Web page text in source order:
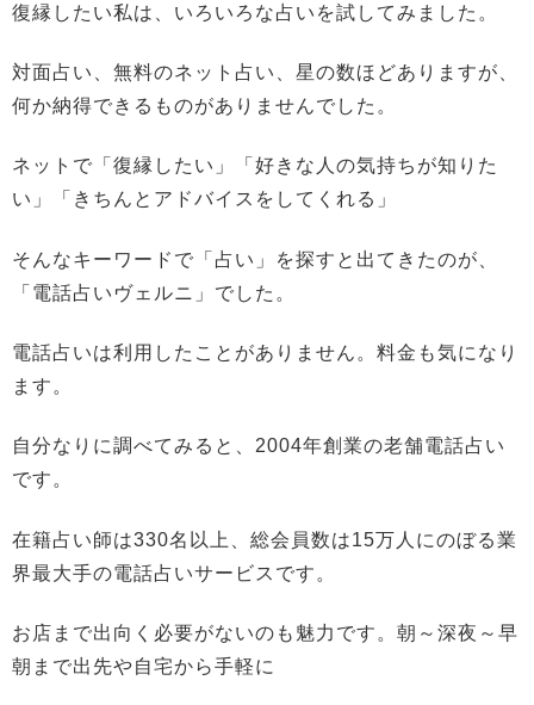
復縁したい私は、いろいろな占いを試してみました。
対面占い、無料のネット占い、星の数ほどありますが、
何か納得できるものがありませんでした。
ネットで「復縁したい」「好きな人の気持ちが知りた
い」「きちんとアドバイスをしてくれる」
そんなキーワードで「占い」を探すと出てきたのが、
「電話占いヴェルニ」 でした。
電話占いは利用したことがありません。料金も気になり
ます。
自分なりに調べてみると、2004年創業の老舗電話占い
です。
在籍占い師は330名以上、総会員数は15万人にのぼる業
界最大手の電話占いサービスです。
お店まで出向く必要がないのも魅力です。朝～深夜～早
朝まで出先や自宅から手軽に